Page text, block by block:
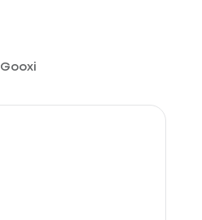
Gooxi